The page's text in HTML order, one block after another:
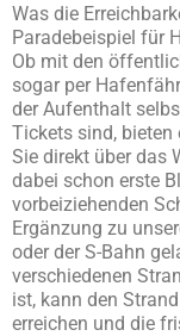
Was die
Paradebeispiel für
Ob mit den
sogar per
der Aufenthalt
Tickets sind, bieten
Sie direkt über das
dabei schon erste
vorbeiziehenden
Ergänzung zu
oder der S-Bahn
verschiedenen
ist, kann den
erreichen und die